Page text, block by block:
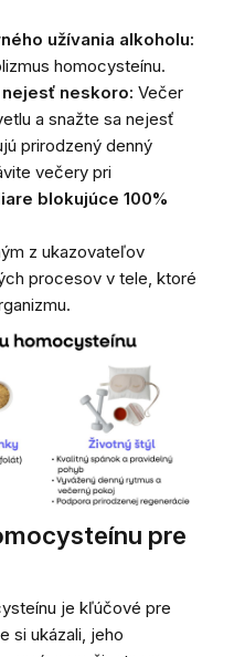
užívania alkoholu:
homocysteínu.
neskoro: Večer
a snažte sa nejesť
prirodzený denný
večery pri
blokujúce 100%
z ukazovateľov
procesov v tele, ktoré
pre
je kľúčové pre
si ukázali, jeho